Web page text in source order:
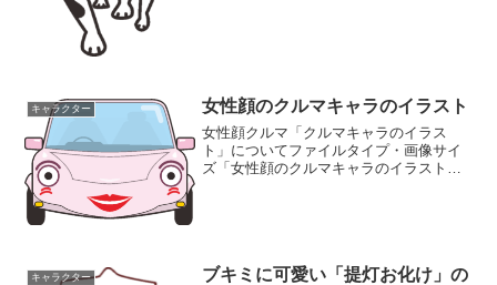
キャラクター 女性顔のクルマキャラのイラスト
女性顔クルマ「クルマキャラのイラス
ト」についてファイルタイプ・画像サイ
ズ「女性顔のクルマキャラのイラスト」
キャラクター
ブキミに可愛い「提灯お化け」の